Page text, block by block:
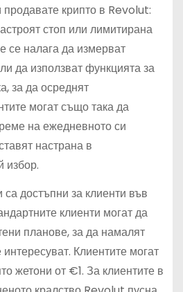
продавате крипто в Revolut:
стоп или лимитирана
се налага да измерват
да използват функцията за
за да осреднят
могат също така да
на ежедневното си
настрана в
избор.
са достъпни за клиенти във
клиенти могат да
планове, за да намалят
Клиентите могат
жетони от €1. За клиентите в